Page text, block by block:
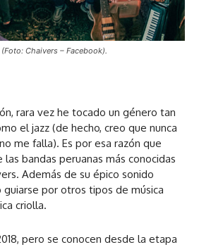
Chaivers – Facebook).
rara vez he tocado un género tan
el jazz (de hecho, creo que nunca
me falla). Es por esa razón que
bandas peruanas más conocidas
Además de su épico sonido
guiarse por otros tipos de música
criolla.
pero se conocen desde la etapa